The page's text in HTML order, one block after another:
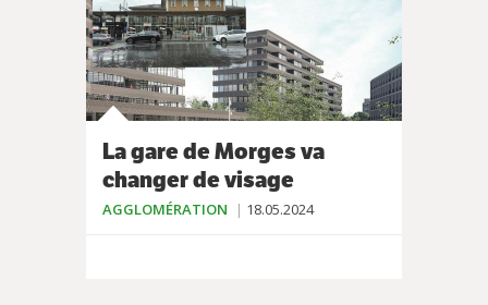
La gare de Morges va
changer de visage
AGGLOMÉRATION 18.05.2024